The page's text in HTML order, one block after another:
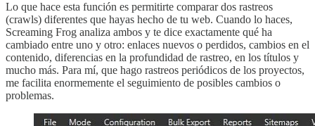
Lo que hace esta función es permitirte comparar dos rastreos
(crawls) diferentes que hayas hecho de tu web. Cuando lo haces,
Screaming Frog analiza ambos y te dice exactamente qué ha
cambiado entre uno y otro: enlaces nuevos o perdidos, cambios en el
contenido, diferencias en la profundidad de rastreo, en los títulos y
mucho más. Para mí, que hago rastreos periódicos de los proyectos,
me facilita enormemente el seguimiento de posibles cambios o
problemas.